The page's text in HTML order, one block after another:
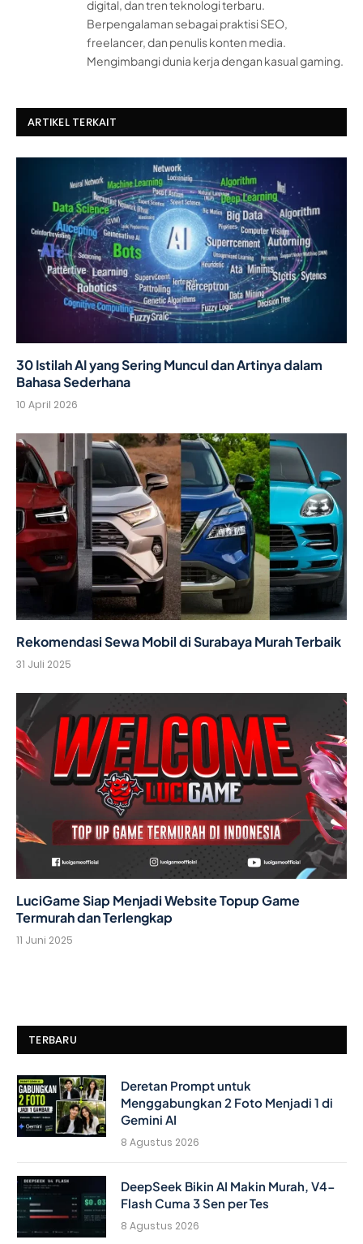
digital, dan tren teknologi terbaru.
Berpengalaman sebagai praktisi SEO,
freelancer, dan penulis konten media.
Mengimbangi dunia kerja dengan kasual gaming.
ARTIKEL TERKAIT
30 Istilah AI yang Sering Muncul dan Artinya dalam
Bahasa Sederhana
10 April 2026
Rekomendasi Sewa Mobil di Surabaya Murah Terbaik
31 Juli 2025
LuciGame Siap Menjadi Website Topup Game
Termurah dan Terlengkap
11 Juni 2025
TERBARU
Deretan Prompt untuk
Menggabungkan 2 Foto Menjadi 1 di
Gemini AI
8 Agustus 2026
DeepSeek Bikin AI Makin Murah, V4-
Flash Cuma 3 Sen per Tes
8 Agustus 2026